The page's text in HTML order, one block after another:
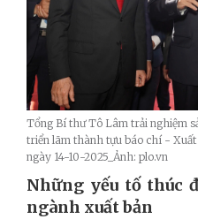
Tổng Bí thư Tô Lâm trải nghiệm
triển lãm thành tựu báo chí -
ngày 14-10-2025_Ảnh: plo.vn
Những yếu tố thúc
ngành xuất bản